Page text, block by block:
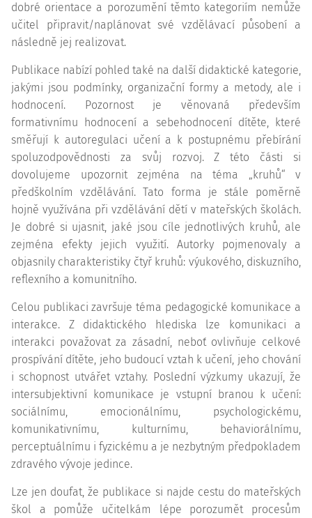
dobré orientace a porozumění těmto kategoriím nemůže
učitel připravit/naplánovat své vzdělávací působení a
následně jej realizovat.
Publikace nabízí pohled také na další didaktické kategorie,
jakými jsou podmínky, organizační formy a metody, ale i
hodnocení. Pozornost je věnovaná především
formativnímu hodnocení a sebehodnocení dítěte, které
směřují k autoregulaci učení a k postupnému přebírání
spoluzodpovědnosti za svůj rozvoj. Z této části si
dovolujeme upozornit zejména na téma „kruhů“ v
předškolním vzdělávání. Tato forma je stále poměrně
hojně využívána při vzdělávání dětí v mateřských školách.
Je dobré si ujasnit, jaké jsou cíle jednotlivých kruhů, ale
zejména efekty jejich využití. Autorky pojmenovaly a
objasnily charakteristiky čtyř kruhů: výukového, diskuzního,
reflexního a komunitního.
Celou publikaci završuje téma pedagogické komunikace a
interakce. Z didaktického hlediska lze komunikaci a
interakci považovat za zásadní, neboť ovlivňuje celkové
prospívání dítěte, jeho budoucí vztah k učení, jeho chování
i schopnost utvářet vztahy. Poslední výzkumy ukazují, že
intersubjektivní komunikace je vstupní branou k učení:
sociálnímu, emocionálnímu, psychologickému,
komunikativnímu, kulturnímu, behaviorálnímu,
perceptuálnímu i fyzickému a je nezbytným předpokladem
zdravého vývoje jedince.
Lze jen doufat, že publikace si najde cestu do mateřských
škol a pomůže učitelkám lépe porozumět procesům